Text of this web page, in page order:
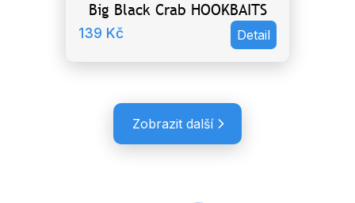
Big Black Crab HOOKBAITS
139 Kč Detail
Zobrazit další